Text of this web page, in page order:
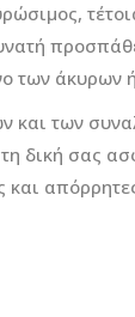
των
και των
δική σας
και